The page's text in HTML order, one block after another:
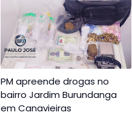
PM apreende drogas no
bairro Jardim Burundanga
em Canavieiras